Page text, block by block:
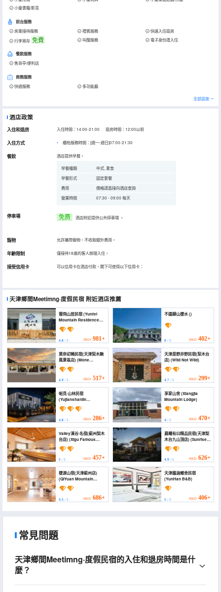
小童書籍/影音
前台服務
房東接待服務 禮賓服務
快速入住退房
行李寄存 免費 叫醒服務 電子身份證入住
餐飲服務
售貨亭/便利店
商務服務
快遞服務 多功能廳
全部設施
酒店政策
入住和退房 入住時間：14:00-21:00 退房時間：12:00以前
入住方式 櫃枱服務時間：[週一-週日]07:00-21:30
餐飲 酒店提供早餐。
早餐種類
中式, 素食
早餐形式
固定套餐
費用
價格請直接向酒店查詢
營業時間
07:30 - 09:00 每天
停車場 免费 酒店附近提供公共停車場 。
寵物 允許攜帶寵物，不收取額外費用。
年齡限制 僅接待18歲的客人辦理入住。
接受信用卡 可以信用卡在酒店付款，閣下可使用以下信用卡：
天津鄉間Meetimng·度假民宿 附近酒店推薦
雲飛山居民宿 (Yunfei
Mountain Residence
Homestay)
4.8 / 5 HKD 981+
不遠歸山棲水 ()
0/ 5 HKD 402+
莫奈初曉民宿(天津梨木颱
風景區店) (Mone
Chuxiao Homestay
(Tianjin Limutai Scenic
Area Branch))
4.9 / 5 HKD 517+
天津是野非野民宿(梨木台
店) (Wild Not Wild)
4.7/ 5 HKD 299+
峪見·山林民宿
(Yujianshanlin
Homestay)
4.8 / 5 HKD 286+
享家山舍 (Xiangjia
Mountain Lodge)
4/ 5 HKD 470+
Valley溪谷·名宿(薊州梨木
台店) (Xigu Famous
Hotel (Zhangzhou
Limutai Branch))
5 / 5 HKD 457+
晨曦有曰精品民宿(天津梨
木台九山頂店) (Sunrise
Inn)
4.9/ 5 HKD 626+
棲源山宿(天津薊州店)
(QiYuan Mountain
Suites)
4.5 / 5 HKD 686+
天津藴涵鄉舍民宿
(YunHan B&B)
5/ 5 HKD 406+
常見問題
天津鄉間Meetimng·度假民宿的入住和退房時間是什
麼？